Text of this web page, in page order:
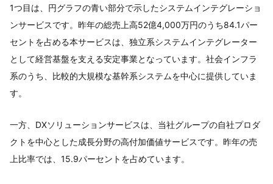
1つ目は、円グラフの青い部分で示したシステムインテグレーショ
ンサービスです。昨年の総売上高52億4,000万円のうち84.1パー
セントを占める本サービスは、独立系システムインテグレーター
として経営基盤を支える安定事業となっています。社会インフラ
系のうち、比較的大規模な基幹系システムを中心に提供していま
す。
一方、DXソリューションサービスは、当社グループの自社プロダ
クトを中心とした成長分野の高付加価値サービスです。昨年の売
上比率では、15.9パーセントを占めています。